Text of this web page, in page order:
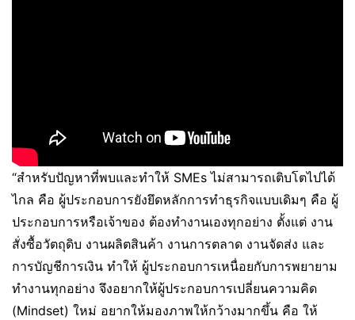
“สำหรับปัญหาที่พบและทำให้ SMEs ไม่สามารถเติบโตไปได้
ไกล คือ ผู้ประกอบการยังยึดหลักการทำธุรกิจแบบเดิมๆ คือ ผู้
ประกอบการหรือเจ้าของ ต้องทำงานเองทุกอย่าง ตั้งแต่ งาน
สั่งซื้อวัตถุดิบ งานผลิตสินค้า งานการตลาด งานจัดส่ง และ
การบัญชีการเงิน ทำให้ ผู้ประกอบการเหนื่อยกับการพยายาม
ทำงานทุกอย่าง จึงอยากให้ผู้ประกอบการเปลี่ยนความคิด
(Mindset) ใหม่ อยากให้มองภาพให้กว้างมากขึ้น คือ ให้